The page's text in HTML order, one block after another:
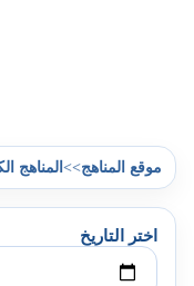
موقع المناهج>>المناهج
اختر التاريخ